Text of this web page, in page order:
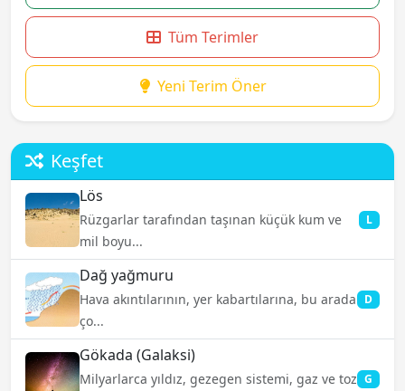
Tüm Terimler
Yeni Terim Öner
Keşfet
Lös
Rüzgarlar tarafından taşınan küçük kum ve
mil boyu...
L
Dağ yağmuru
Hava akıntılarının, yer kabartılarına, bu arada
ço...
D
Gökada (Galaksi)
Milyarlarca yıldız, gezegen sistemi, gaz ve toz G